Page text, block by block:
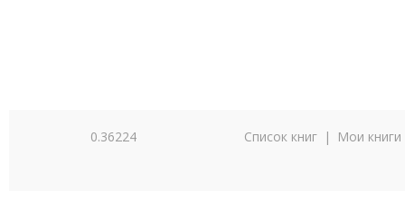
0.36224 Список книг | Мои книги